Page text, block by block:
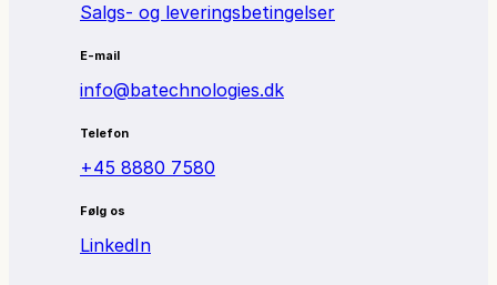
Salgs- og leveringsbetingelser
E-mail
info@batechnologies.dk
Telefon
+45 8880 7580
Følg os
LinkedIn